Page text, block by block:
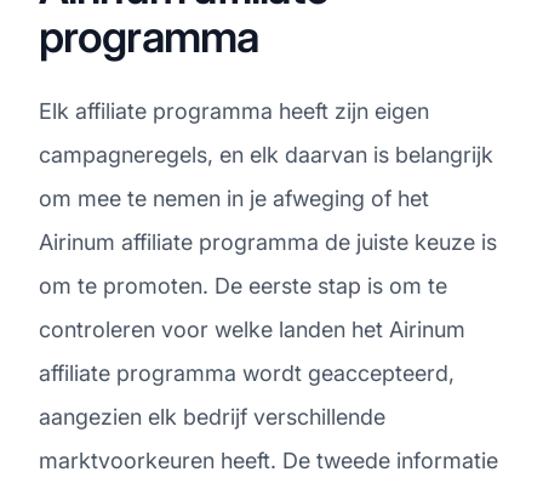
programma
Elk affiliate programma heeft zijn eigen
campagneregels, en elk daarvan is belangrijk
om mee te nemen in je afweging of het
Airinum affiliate programma de juiste keuze is
om te promoten. De eerste stap is om te
controleren voor welke landen het Airinum
affiliate programma wordt geaccepteerd,
aangezien elk bedrijf verschillende
marktvoorkeuren heeft. De tweede informatie